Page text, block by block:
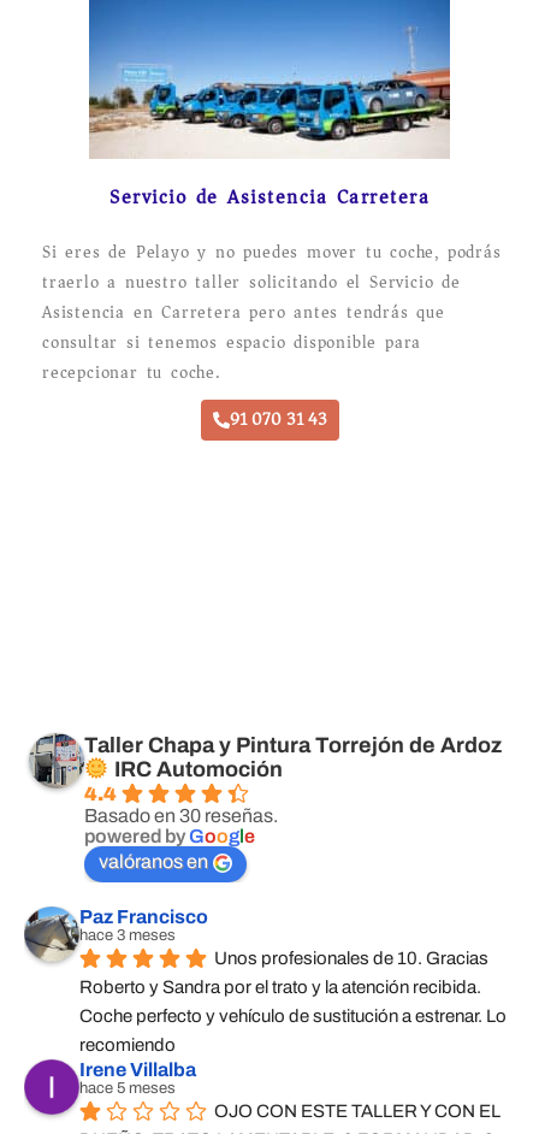
Servicio de Asistencia Carretera
Si eres de Pelayo y no puedes mover tu coche, podrás
traerlo a nuestro taller solicitando el Servicio de
Asistencia en Carretera pero antes tendrás que
consultar si tenemos espacio disponible para
recepcionar tu coche.
91 070 31 43
Taller Chapa y Pintura Torrejón de Ardoz
IRC Automoción
4.4
Basado en 30 reseñas.
powered byGoog e
valóranos en
Paz Francisco
hace 3 meses
Unos profesionales de 10. Gracias
Roberto y Sandra por el trato y la atención recibida.
Coche perfecto y vehículo de sustitución a estrenar. Lo
recomiendo
Irene Villalba
hace 5 meses
OJO CON ESTE TALLER Y CON EL